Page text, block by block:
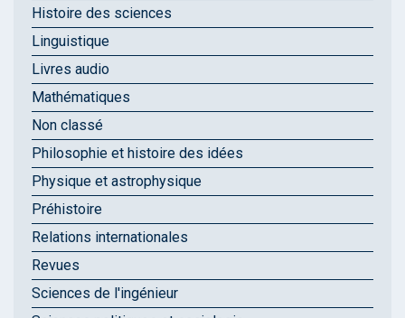
Histoire des sciences
Linguistique
Livres audio
Mathématiques
Non classé
Philosophie et histoire des idées
Physique et astrophysique
Préhistoire
Relations internationales
Revues
Sciences de l'ingénieur